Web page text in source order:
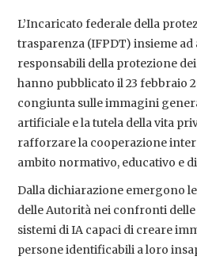
L’Incaricato federale della
trasparenza (IFPDT) insieme
responsabili della protezione
hanno pubblicato il 23 febbraio
congiunta sulle immagini
artificiale e la tutela della vita
rafforzare la cooperazione
ambito normativo, educativo e
Dalla dichiarazione emergono
delle Autorità nei confronti
sistemi di IA capaci di creare
persone identificabili a loro